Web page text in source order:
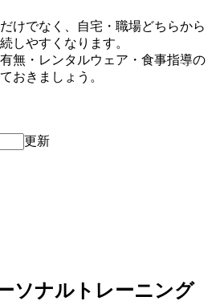
けでなく、自宅・職場どちらから
しやすくなります。
無・レンタルウェア・食事指導の
おきましょう。
更新
ソナルトレーニング